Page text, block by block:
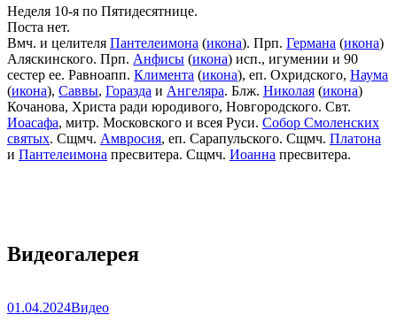
Неделя 10-я по Пятидесятнице.
Поста нет.
Вмч. и целителя Пантелеимона (икона). Прп. Германа (икона)
Аляскинского. Прп. Анфисы (икона) исп., игумении и 90
сестер ее. Равноапп. Климента (икона), еп. Охридского, Наума
(икона), Саввы, Горазда и Ангеляра. Блж. Николая (икона)
Кочанова, Христа ради юродивого, Новгородского. Свт.
Иоасафа, митр. Московского и всея Руси. Собор Смоленских
святых. Сщмч. Амвросия, еп. Сарапульского. Сщмч. Платона
и Пантелеимона пресвитера. Сщмч. Иоанна пресвитера.
Видеогалерея
01.04.2024Видео